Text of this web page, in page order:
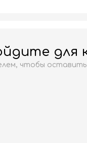
для
чтобы